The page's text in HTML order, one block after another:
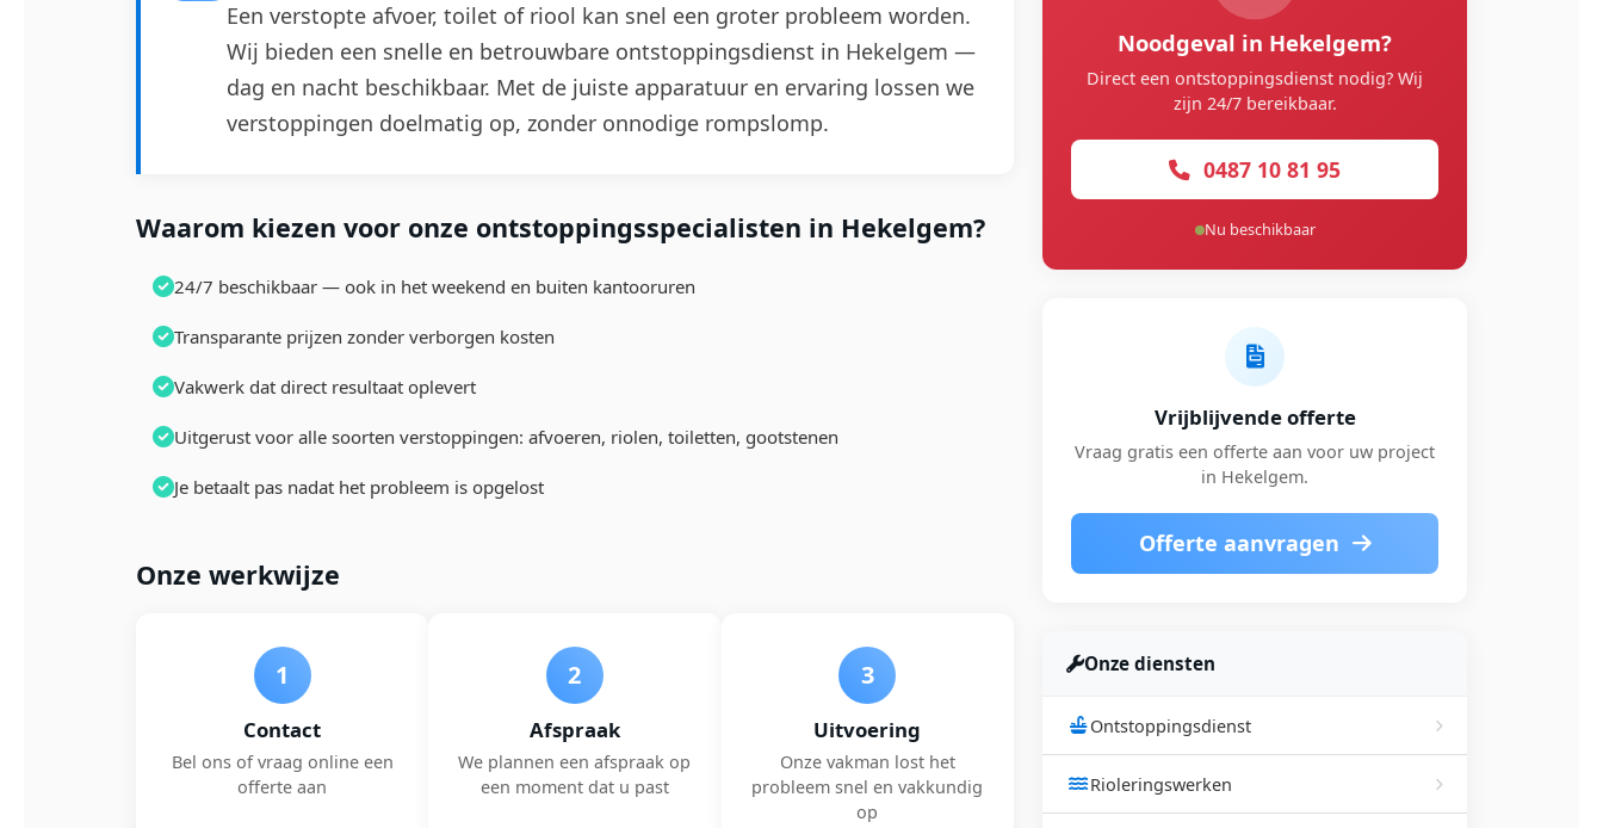
Een verstopte afvoer, toilet of riool kan snel een groter probleem worden.
Wij bieden een snelle en betrouwbare ontstoppingsdienst in Hekelgem —
dag en nacht beschikbaar. Met de juiste apparatuur en ervaring lossen we
verstoppingen doelmatig op, zonder onnodige rompslomp.
Waarom kiezen voor onze ontstoppingsspecialisten in Hekelgem?
24/7 beschikbaar — ook in het weekend en buiten kantooruren
Transparante prijzen zonder verborgen kosten
Vakwerk dat direct resultaat oplevert
Uitgerust voor alle soorten verstoppingen: afvoeren, riolen, toiletten, gootstenen
Je betaalt pas nadat het probleem is opgelost
Onze werkwijze
1
Contact
Bel ons of vraag online een
offerte aan
2
Afspraak
We plannen een afspraak op
een moment dat u past
3
Uitvoering
Onze vakman lost het
probleem snel en vakkundig
op
Noodgeval in Hekelgem?
Direct een ontstoppingsdienst nodig? Wij
zijn 24/7 bereikbaar.
0487 10 81 95
Nu beschikbaar
Vrijblijvende offerte
Vraag gratis een offerte aan voor uw project
in Hekelgem.
Offerte aanvragen
Onze diensten
Ontstoppingsdienst
Rioleringswerken